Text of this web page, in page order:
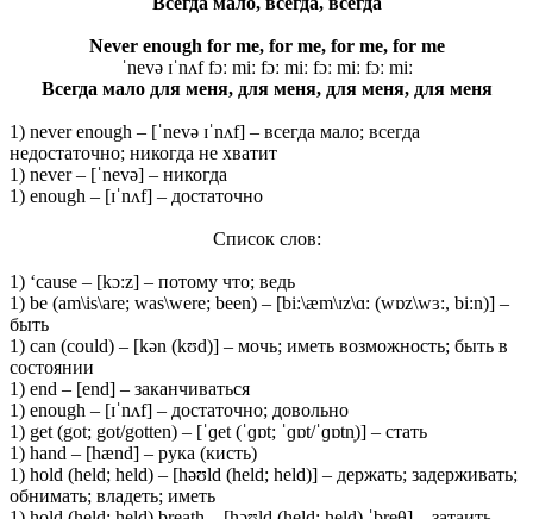
Never enough for me, for me, for me, for me
ˈnevə ɪˈnʌf fɔː miː fɔː miː fɔː miː fɔː miː
Всегда мало для меня, для меня, для меня, для меня
1) never enough – [ˈnevə ɪˈnʌf] – всегда мало; всегда
недостаточно; никогда не хватит
1) never – [ˈnevə] – никогда
1) enough – [ɪˈnʌf] – достаточно
Список слов:
1) ‘cause – [kɔ:z] – потому что; ведь
1) be (am\is\are; was\were; been) – [bi:\æm\ɪz\ɑ: (wɒz\wɜ:, bi:n)] –
быть
1) can (could) – [kən (kʊd)] – мочь; иметь возможность; быть в
состоянии
1) end – [end] – заканчиваться
1) enough – [ɪˈnʌf] – достаточно; довольно
1) get (got; got/gotten) – [ˈɡet (ˈɡɒt; ˈɡɒt/ˈɡɒtn̩)] – стать
1) hand – [hænd] – рука (кисть)
1) hold (held; held) – [həʊld (held; held)] – держать; задерживать;
обнимать; владеть; иметь